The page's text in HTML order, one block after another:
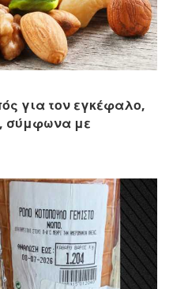
για τον εγκέφαλο,
σύμφωνα με